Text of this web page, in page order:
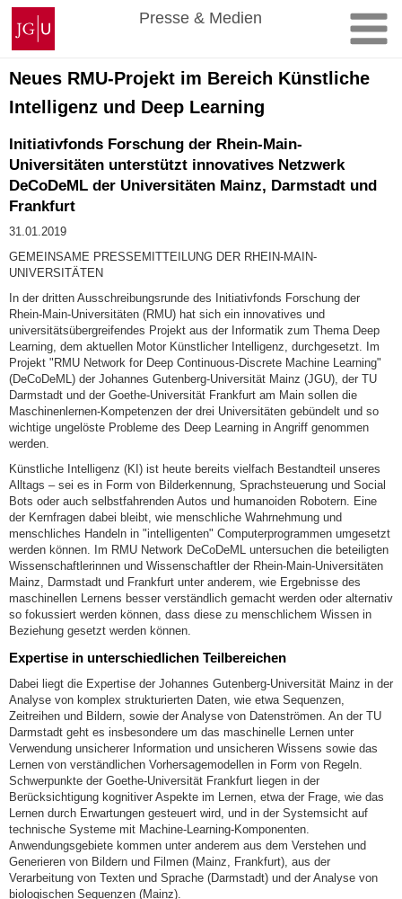
Zum
Inhalt
springen
Johannes
Gutenberg-
Universität
Mainz
Presse & Medien
Neues RMU-Projekt im Bereich Künstliche
Intelligenz und Deep Learning
Initiativfonds Forschung der Rhein-Main-
Universitäten unterstützt innovatives Netzwerk
DeCoDeML der Universitäten Mainz, Darmstadt und
Frankfurt
31.01.2019
GEMEINSAME PRESSEMITTEILUNG DER RHEIN-MAIN-
UNIVERSITÄTEN
In der dritten Ausschreibungsrunde des Initiativfonds Forschung der
Rhein-Main-Universitäten (RMU) hat sich ein innovatives und
universitätsübergreifendes Projekt aus der Informatik zum Thema Deep
Learning, dem aktuellen Motor Künstlicher Intelligenz, durchgesetzt. Im
Projekt "RMU Network for Deep Continuous-Discrete Machine Learning"
(DeCoDeML) der Johannes Gutenberg-Universität Mainz (JGU), der TU
Darmstadt und der Goethe-Universität Frankfurt am Main sollen die
Maschinenlernen-Kompetenzen der drei Universitäten gebündelt und so
wichtige ungelöste Probleme des Deep Learning in Angriff genommen
werden.
Künstliche Intelligenz (KI) ist heute bereits vielfach Bestandteil unseres
Alltags – sei es in Form von Bilderkennung, Sprachsteuerung und Social
Bots oder auch selbstfahrenden Autos und humanoiden Robotern. Eine
der Kernfragen dabei bleibt, wie menschliche Wahrnehmung und
menschliches Handeln in "intelligenten" Computerprogrammen umgesetzt
werden können. Im RMU Network DeCoDeML untersuchen die beteiligten
Wissenschaftlerinnen und Wissenschaftler der Rhein-Main-Universitäten
Mainz, Darmstadt und Frankfurt unter anderem, wie Ergebnisse des
maschinellen Lernens besser verständlich gemacht werden oder alternativ
so fokussiert werden können, dass diese zu menschlichem Wissen in
Beziehung gesetzt werden können.
Expertise in unterschiedlichen Teilbereichen
Dabei liegt die Expertise der Johannes Gutenberg-Universität Mainz in der
Analyse von komplex strukturierten Daten, wie etwa Sequenzen,
Zeitreihen und Bildern, sowie der Analyse von Datenströmen. An der TU
Darmstadt geht es insbesondere um das maschinelle Lernen unter
Verwendung unsicherer Information und unsicheren Wissens sowie das
Lernen von verständlichen Vorhersagemodellen in Form von Regeln.
Schwerpunkte der Goethe-Universität Frankfurt liegen in der
Berücksichtigung kognitiver Aspekte im Lernen, etwa der Frage, wie das
Lernen durch Erwartungen gesteuert wird, und in der Systemsicht auf
technische Systeme mit Machine-Learning-Komponenten.
Anwendungsgebiete kommen unter anderem aus dem Verstehen und
Generieren von Bildern und Filmen (Mainz, Frankfurt), aus der
Verarbeitung von Texten und Sprache (Darmstadt) und der Analyse von
biologischen Sequenzen (Mainz).